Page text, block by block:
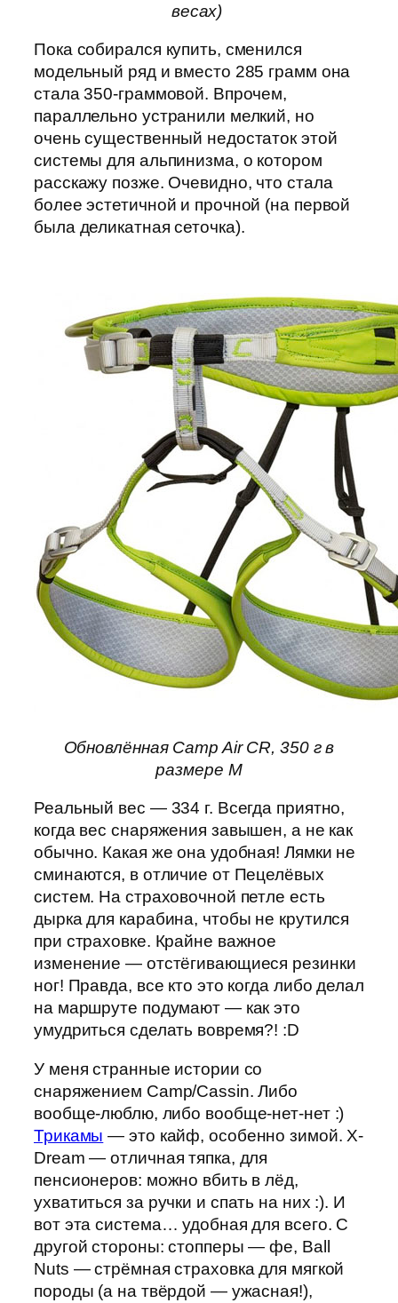
весах)
Пока собирался купить, сменился
модельный ряд и вместо 285 грамм она
стала 350-граммовой. Впрочем,
параллельно устранили мелкий, но
очень существенный недостаток этой
системы для альпинизма, о котором
расскажу позже. Очевидно, что стала
более эстетичной и прочной (на первой
была деликатная сеточка).
Обновлённая Camp Air CR, 350 г в
размере М
Реальный вес — 334 г. Всегда приятно,
когда вес снаряжения завышен, а не как
обычно. Какая же она удобная! Лямки не
сминаются, в отличие от Пецелёвых
систем. На страховочной петле есть
дырка для карабина, чтобы не крутился
при страховке. Крайне важное
изменение — отстёгивающиеся резинки
ног! Правда, все кто это когда либо делал
на маршруте подумают — как это
умудриться сделать вовремя?! :D
У меня странные истории со
снаряжением Camp/Cassin. Либо
вообще-люблю, либо вообще-нет-нет :)
Трикамы — это кайф, особенно зимой. X-
Dream — отличная тяпка, для
пенсионеров: можно вбить в лёд,
ухватиться за ручки и спать на них :). И
вот эта система… удобная для всего. С
другой стороны: стопперы — фе, Ball
Nuts — стрёмная страховка для мягкой
породы (а на твёрдой — ужасная!),